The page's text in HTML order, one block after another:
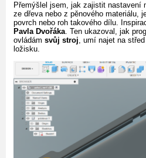
Přemýšlel jsem, jak zajistit nastavení
ze dřeva nebo z pěnového materiálu,
povrch nebo roh takového dílu.
Pavla Dvořáka. Ten ukazoval, jak
ovládám svůj stroj, umí najet na
ložisku.